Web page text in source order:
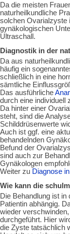
Da die meisten
naturheilkundliche
solchen Ovarialzyste
gynäkologischen
Ultraschall.
Diagnostik in der
Da aus
häufig ein
schließlich in eine
sämtliche
Das ausführliche
durch eine individuell
Da hinter einer
steht, sind die
Schilddrüsenwerte
Auch ist ggf. eine
behandelnden
Befund der
sind auch zur
Gynäkologen
Weiter zu Diagnose
Wie kann die
Die Behandlung ist
Patientin abhängig.
wieder
durchgeführt. Hier
die Zyste tatsächlich